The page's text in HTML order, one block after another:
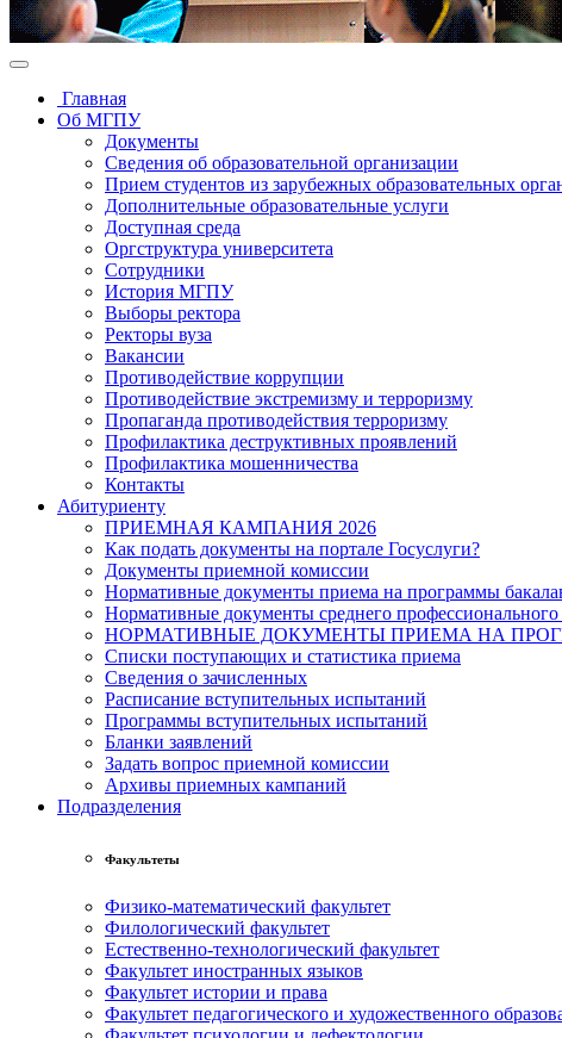
Главная
Об МГПУ
Документы
Сведения об образовательной организации
Прием студентов из зарубежных образовательных
Дополнительные образовательные услуги
Доступная среда
Оргструктура университета
Сотрудники
История МГПУ
Выборы ректора
Ректоры вуза
Вакансии
Противодействие коррупции
Противодействие экстремизму и терроризму
Пропаганда противодействия терроризму
Профилактика деструктивных проявлений
Профилактика мошенничества
Контакты
Абитуриенту
ПРИЕМНАЯ КАМПАНИЯ 2026
Как подать документы на портале Госуслуги?
Документы приемной комиссии
Нормативные документы приема на программы
Нормативные документы среднего профессионального
НОРМАТИВНЫЕ ДОКУМЕНТЫ ПРИЕМА НА
Списки поступающих и статистика приема
Сведения о зачисленных
Расписание вступительных испытаний
Программы вступительных испытаний
Бланки заявлений
Задать вопрос приемной комиссии
Архивы приемных кампаний
Подразделения
Факультеты
Физико-математический факультет
Филологический факультет
Естественно-технологический факультет
Факультет иностранных языков
Факультет истории и права
Факультет педагогического и художественного